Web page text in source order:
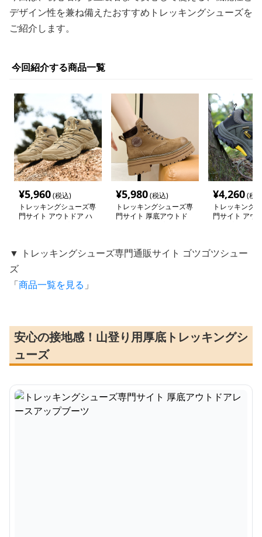
デザイン性を兼ね備えたおすすめトレッキングシューズを
ご紹介します。
今回紹介する商品一覧
¥5,960(税込)
トレッキングシューズ専
門サイト アウトドア ハ
¥5,980(税込)
トレッキングシューズ専
門サイト 厚底アウトド
¥4,260(税
トレッキング
門サイト アウ
▼ トレッキングシューズ専門通販サイト ゴツゴツシュー
ズ
「商品一覧を見る 」
安心の接地感！山登り用厚底トレッキングシ
ューズ